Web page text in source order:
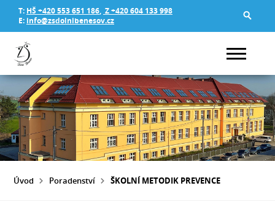
T: HŠ +420 553 651 186, Z +420 604 133 998
E: info@zsdolnibenesov.cz
Úvod Poradenství ŠKOLNÍ METODIK PREVENCE